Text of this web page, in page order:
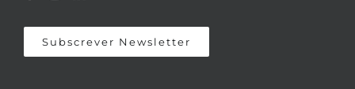
Subscrever Newsletter